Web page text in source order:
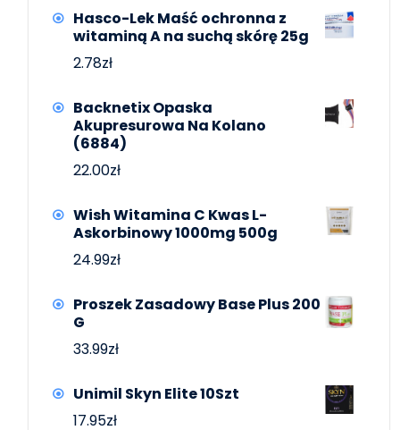
Hasco-Lek Maść ochronna z
witaminą A na suchą skórę 25g
2.78zł
Backnetix Opaska
Akupresurowa Na Kolano
(6884)
22.00zł
Wish Witamina C Kwas L-
Askorbinowy 1000mg 500g
24.99zł
Proszek Zasadowy Base Plus 200
G
33.99zł
Unimil Skyn Elite 10Szt
17.95zł